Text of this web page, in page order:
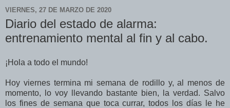
VIERNES, 27 DE MARZO DE 2020
Diario del estado de alarma:
entrenamiento mental al fin y al cabo.
¡Hola a todo el mundo!
Hoy viernes termina mi semana de rodillo y, al menos de
momento, lo voy llevando bastante bien, la verdad. Salvo
los fines de semana que toca currar, todos los días le he